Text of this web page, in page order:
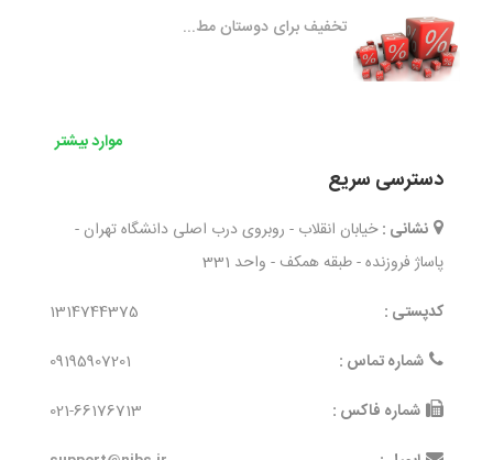
تخفیف برای دوستان مط...
موارد بیشتر
دسترسی سریع
نشانی : خیابان انقلاب - روبروی درب اصلی دانشگاه تهران -
پاساژ فروزنده - طبقه همکف - واحد 331
کدپستی :
1314744375
شماره تماس :
09195907201
شماره فاکس :
021-66176713